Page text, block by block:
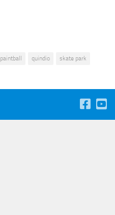
paintball quindio skate park